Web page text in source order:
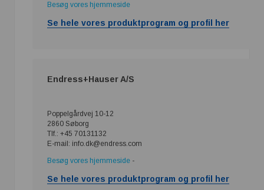
Besøg vores hjemmeside
Se hele vores produktprogram og profil her
Endress+Hauser A/S
Poppelgårdvej 10-12
2860 Søborg
Tlf.: +45 70131132
E-mail: info.dk@endress.com
Besøg vores hjemmeside -
Se hele vores produktprogram og profil her